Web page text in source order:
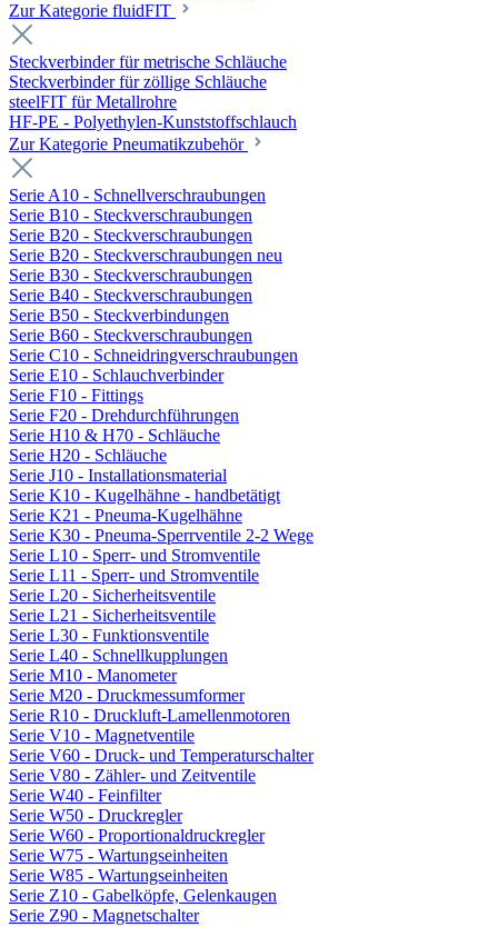
Zur Kategorie fluidFIT
Steckverbinder für metrische Schläuche
Steckverbinder für zöllige Schläuche
steelFIT für Metallrohre
HF-PE - Polyethylen-Kunststoffschlauch
Zur Kategorie Pneumatikzubehör
Serie A10 - Schnellverschraubungen
Serie B10 - Steckverschraubungen
Serie B20 - Steckverschraubungen
Serie B20 - Steckverschraubungen neu
Serie B30 - Steckverschraubungen
Serie B40 - Steckverschraubungen
Serie B50 - Steckverbindungen
Serie B60 - Steckverschraubungen
Serie C10 - Schneidringverschraubungen
Serie E10 - Schlauchverbinder
Serie F10 - Fittings
Serie F20 - Drehdurchführungen
Serie H10 & H70 - Schläuche
Serie H20 - Schläuche
Serie J10 - Installationsmaterial
Serie K10 - Kugelhähne - handbetätigt
Serie K21 - Pneuma-Kugelhähne
Serie K30 - Pneuma-Sperrventile 2-2 Wege
Serie L10 - Sperr- und Stromventile
Serie L11 - Sperr- und Stromventile
Serie L20 - Sicherheitsventile
Serie L21 - Sicherheitsventile
Serie L30 - Funktionsventile
Serie L40 - Schnellkupplungen
Serie M10 - Manometer
Serie M20 - Druckmessumformer
Serie R10 - Druckluft-Lamellenmotoren
Serie V10 - Magnetventile
Serie V60 - Druck- und Temperaturschalter
Serie V80 - Zähler- und Zeitventile
Serie W40 - Feinfilter
Serie W50 - Druckregler
Serie W60 - Proportionaldruckregler
Serie W75 - Wartungseinheiten
Serie W85 - Wartungseinheiten
Serie Z10 - Gabelköpfe, Gelenkaugen
Serie Z90 - Magnetschalter